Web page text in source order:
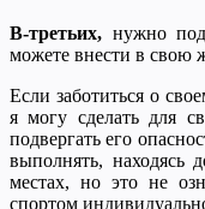
В-третьих, нужно
можете внести в свою
Если заботиться о
я могу сделать для
подвергать его
выполнять,
местах, но это не
спортом